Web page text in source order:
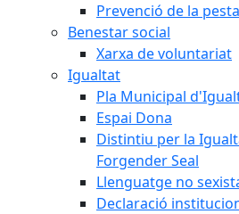
Prevenció de la
Benestar social
Xarxa de voluntariat
Igualtat
Pla Municipal
Espai Dona
Distintiu per la
Forgender Seal
Llenguatge no
Declaració